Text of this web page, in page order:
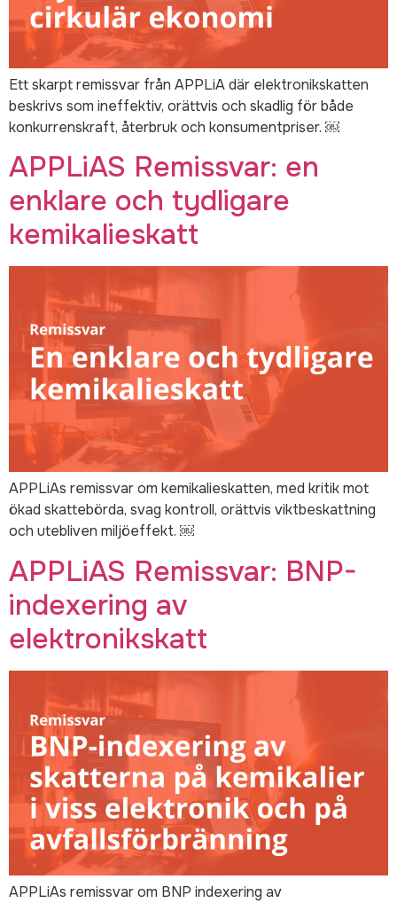
Ett skarpt remissvar från APPLiA där elektronikskatten
beskrivs som ineffektiv, orättvis och skadlig för både
konkurrenskraft, återbruk och konsumentpriser. ￼
APPLiAS Remissvar: en
enklare och tydligare
kemikalieskatt
APPLiAs remissvar om kemikalieskatten, med kritik mot
ökad skattebörda, svag kontroll, orättvis viktbeskattning
och utebliven miljöeffekt. ￼
APPLiAS Remissvar: BNP-
indexering av
elektronikskatt
APPLiAs remissvar om BNP indexering av